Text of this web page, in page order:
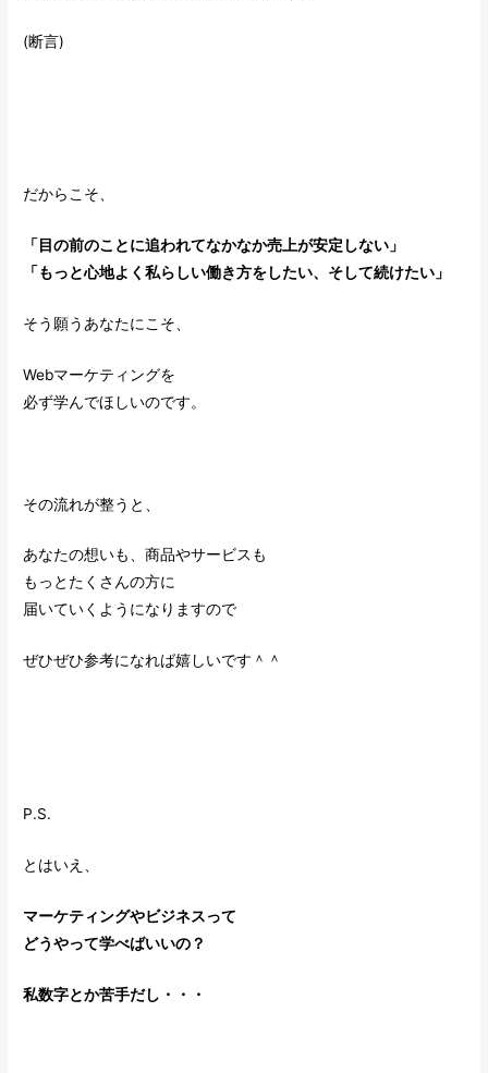
(断言)
だからこそ、
「目の前のことに追われてなかなか売上が安定しない」
「もっと心地よく私らしい働き方をしたい、そして続けたい」
そう願うあなたにこそ、
Webマーケティングを
必ず学んでほしいのです。
その流れが整うと、
あなたの想いも、商品やサービスも
もっとたくさんの方に
届いていくようになりますので
ぜひぜひ参考になれば嬉しいです＾＾
P.S.
とはいえ、
マーケティングやビジネスって
どうやって学べばいいの？
私数字とか苦手だし・・・